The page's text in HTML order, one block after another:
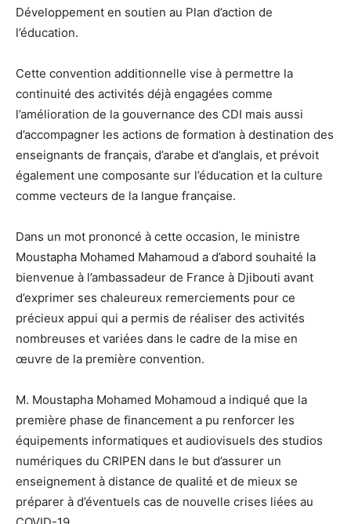
Développement en soutien au Plan d’action de
l’éducation.
Cette convention additionnelle vise à permettre la
continuité des activités déjà engagées comme
l’amélioration de la gouvernance des CDI mais aussi
d’accompagner les actions de formation à destination des
enseignants de français, d’arabe et d’anglais, et prévoit
également une composante sur l’éducation et la culture
comme vecteurs de la langue française.
Dans un mot prononcé à cette occasion, le ministre
Moustapha Mohamed Mahamoud a d’abord souhaité la
bienvenue à l’ambassadeur de France à Djibouti avant
d’exprimer ses chaleureux remerciements pour ce
précieux appui qui a permis de réaliser des activités
nombreuses et variées dans le cadre de la mise en
œuvre de la première convention.
M. Moustapha Mohamed Mohamoud a indiqué que la
première phase de financement a pu renforcer les
équipements informatiques et audiovisuels des studios
numériques du CRIPEN dans le but d’assurer un
enseignement à distance de qualité et de mieux se
préparer à d’éventuels cas de nouvelle crises liées au